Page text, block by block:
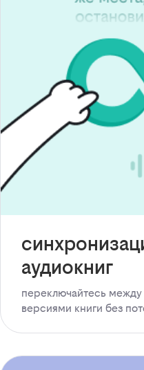
аудиокниг
переключайтесь между
версиями книги без